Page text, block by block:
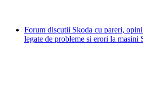
Forum discutii Skoda cu pareri,
legate de probleme si erori la masini